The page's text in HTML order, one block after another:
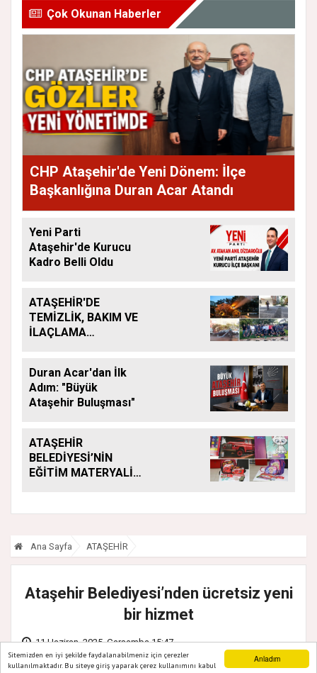
Anladım
Sitemizden en iyi şekilde faydalanabilmeniz için çerezler
kullanılmaktadır. Bu siteye giriş yaparak çerez kullanımını kabul
Çok Okunan Haberler
CHP Ataşehir'de Yeni Dönem: İlçe
Başkanlığına Duran Acar Atandı
Yeni Parti
Ataşehir'de Kurucu
Kadro Belli Oldu
ATAŞEHİR'DE
TEMİZLİK, BAKIM VE
İLAÇLAMA
Duran Acar'dan İlk
Adım: "Büyük
Ataşehir Buluşması"
ATAŞEHİR
BELEDİYESİ’NİN
EĞİTİM MATERYALİ
SÜRÜYOR
Ana Sayfa ATAŞEHİR
Ataşehir Belediyesi’nden ücretsiz yeni
bir hizmet
11 Haziran, 2025, Çarşamba 15:47